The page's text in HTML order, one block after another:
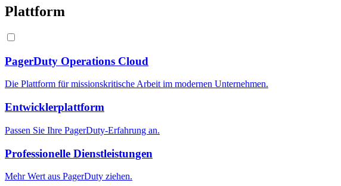
Plattform
PagerDuty Operations Cloud
Die Plattform für missionskritische Arbeit im modernen Unternehmen.
Entwicklerplattform
Passen Sie Ihre PagerDuty-Erfahrung an.
Professionelle Dienstleistungen
Mehr Wert aus PagerDuty ziehen.